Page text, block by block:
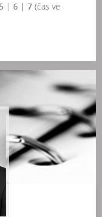
5 | 6 | 7 (čas ve